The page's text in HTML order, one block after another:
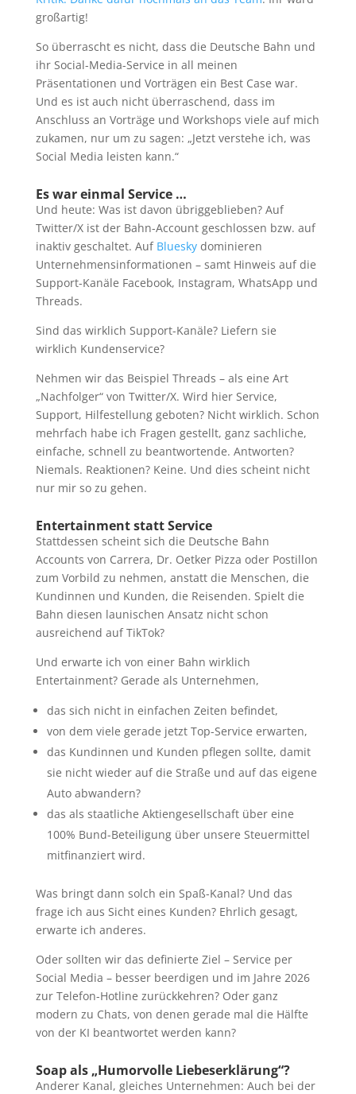
großartig!
So überrascht es nicht, dass die Deutsche Bahn und
ihr Social-Media-Service in all meinen
Präsentationen und Vorträgen ein Best Case war.
Und es ist auch nicht überraschend, dass im
Anschluss an Vorträge und Workshops viele auf mich
zukamen, nur um zu sagen: „Jetzt verstehe ich, was
Social Media leisten kann.“
Es war einmal Service …
Und heute: Was ist davon übriggeblieben? Auf
Twitter/X ist der Bahn-Account geschlossen bzw. auf
inaktiv geschaltet. Auf Blueskydominieren
Unternehmensinformationen – samt Hinweis auf die
Support-Kanäle Facebook, Instagram, WhatsApp und
Threads.
Sind das wirklich Support-Kanäle? Liefern sie
wirklich Kundenservice?
Nehmen wir das Beispiel Threads – als eine Art
„Nachfolger“ von Twitter/X. Wird hier Service,
Support, Hilfestellung geboten? Nicht wirklich. Schon
mehrfach habe ich Fragen gestellt, ganz sachliche,
einfache, schnell zu beantwortende. Antworten?
Niemals. Reaktionen? Keine. Und dies scheint nicht
nur mir so zu gehen.
Entertainment statt Service
Stattdessen scheint sich die Deutsche Bahn
Accounts von Carrera, Dr. Oetker Pizza oder Postillon
zum Vorbild zu nehmen, anstatt die Menschen, die
Kundinnen und Kunden, die Reisenden. Spielt die
Bahn diesen launischen Ansatz nicht schon
ausreichend auf TikTok?
Und erwarte ich von einer Bahn wirklich
Entertainment? Gerade als Unternehmen,
das sich nicht in einfachen Zeiten befindet,
von dem viele gerade jetzt Top-Service erwarten,
das Kundinnen und Kunden pflegen sollte, damit
sie nicht wieder auf die Straße und auf das eigene
Auto abwandern?
das als staatliche Aktiengesellschaft über eine
100% Bund-Beteiligung über unsere Steuermittel
mitfinanziert wird.
Was bringt dann solch ein Spaß-Kanal? Und das
frage ich aus Sicht eines Kunden? Ehrlich gesagt,
erwarte ich anderes.
Oder sollten wir das definierte Ziel – Service per
Social Media – besser beerdigen und im Jahre 2026
zur Telefon-Hotline zurückkehren? Oder ganz
modern zu Chats, von denen gerade mal die Hälfte
von der KI beantwortet werden kann?
Soap als „Humorvolle Liebeserklärung“?
Anderer Kanal, gleiches Unternehmen: Auch bei der